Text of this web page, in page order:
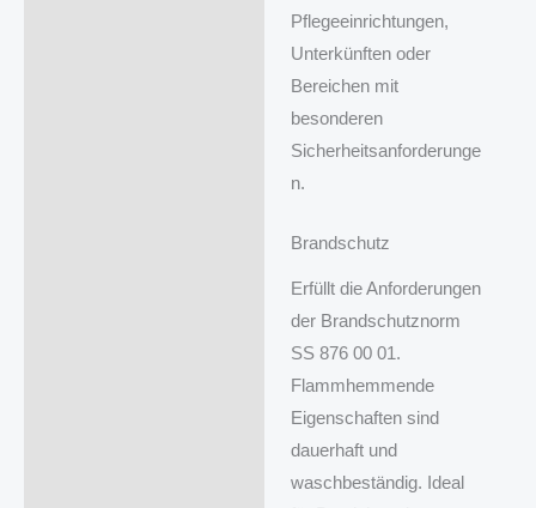
Pflegeeinrichtungen,
Unterkünften oder
Bereichen mit
besonderen
Sicherheitsanforderunge
n.
Brandschutz
Erfüllt die Anforderungen
der Brandschutznorm
SS 876 00 01.
Flammhemmende
Eigenschaften sind
dauerhaft und
waschbeständig. Ideal